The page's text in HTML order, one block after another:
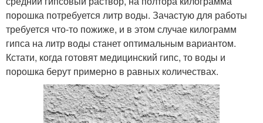
порошка потребуется литр воды. Зачастую для работы
требуется что-то пожиже, и в этом случае килограмм
гипса на литр воды станет оптимальным вариантом.
Кстати, когда готовят медицинский гипс, то воды и
порошка берут примерно в равных количествах.